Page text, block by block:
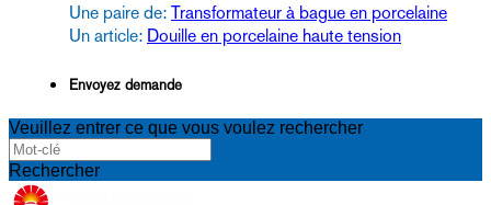
Une paire de:Transformateur à bague en porcelaine
Un article: Douille en porcelaine haute tension
Envoyez demande
Veuillez entrer ce que vous voulez rechercher
Rechercher